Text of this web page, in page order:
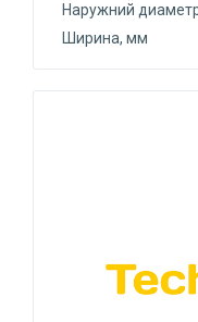
Наружний
Ширина, мм